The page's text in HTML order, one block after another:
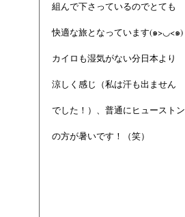
組んで下さっているのでとても
快適な旅となっています(๑>◡<๑)
カイロも湿気がない分日本より
涼しく感じ（私は汗も出ません
でした！）、普通にヒューストン
の方が暑いです！（笑）